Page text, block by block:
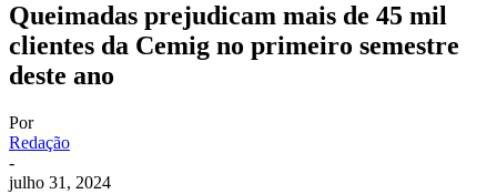
Queimadas prejudicam mais de 45 mil
clientes da Cemig no primeiro semestre
deste ano
Por
Redação
-
julho 31, 2024